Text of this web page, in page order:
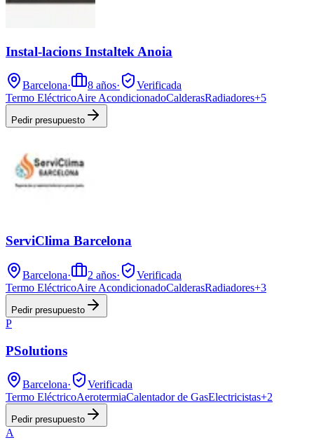
Instal-lacions Instaltek Anoia
Barcelona· 8 años·
Verificada
Termo EléctricoAire AcondicionadoCalderasRadiadores+5
Pedir presupuesto
ServiClima Barcelona
Barcelona· 2 años·
Verificada
Termo EléctricoAire AcondicionadoCalderasRadiadores+3
Pedir presupuesto
P
PSolutions
Barcelona·
Verificada
Termo EléctricoAerotermiaCalentador de GasElectricistas+2
Pedir presupuesto
A